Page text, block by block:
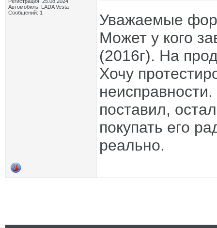
Автомобиль: LADA Vesta
Сообщений: 1
Уважаемые
Может у кого
(2016г). На
Хочу
поставил,
покупать его
реально.